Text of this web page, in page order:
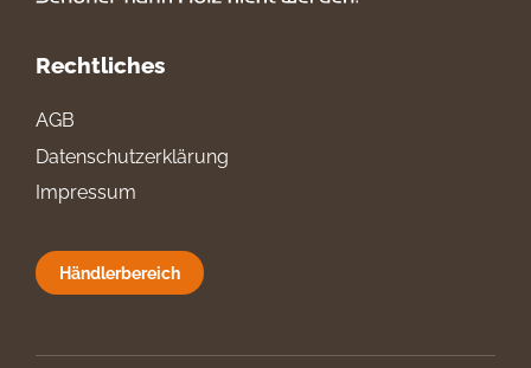
Rechtliches
AGB
Datenschutzerklärung
Impressum
Händlerbereich